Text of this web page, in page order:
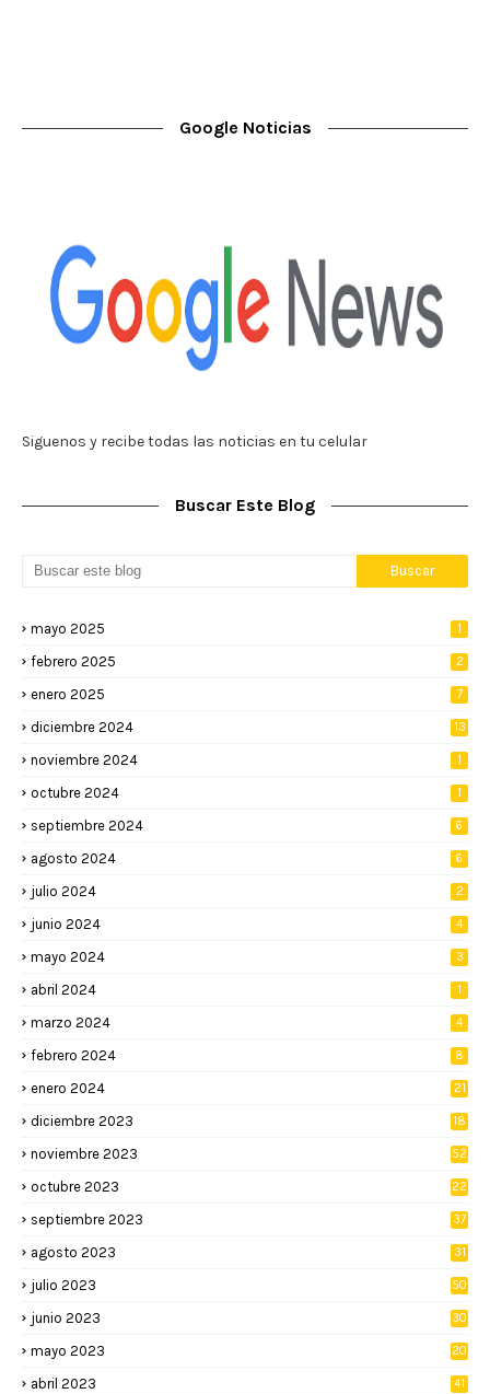
Google Noticias
Siguenos y recibe todas las noticias en tu celular
Buscar Este Blog
mayo 2025 1
febrero 2025 2
enero 2025 7
diciembre 2024 13
noviembre 2024 1
octubre 2024 1
septiembre 2024 6
agosto 2024 6
julio 2024 2
junio 2024 4
mayo 2024 3
abril 2024 1
marzo 2024 4
febrero 2024 8
enero 2024 21
diciembre 2023 18
noviembre 2023 52
octubre 2023 22
septiembre 2023 37
agosto 2023 31
julio 2023 50
junio 2023 30
mayo 2023 20
abril 2023 41